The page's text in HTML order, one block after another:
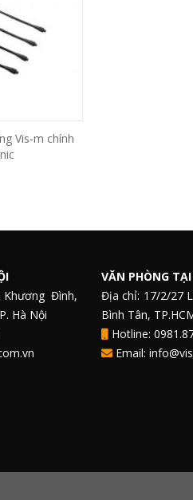
Vis-m chính
Đình,
Hà Nội
VĂN PHÒNG
Địa chỉ: 17/2/27
Bình Tân,
Hotline:
Email: